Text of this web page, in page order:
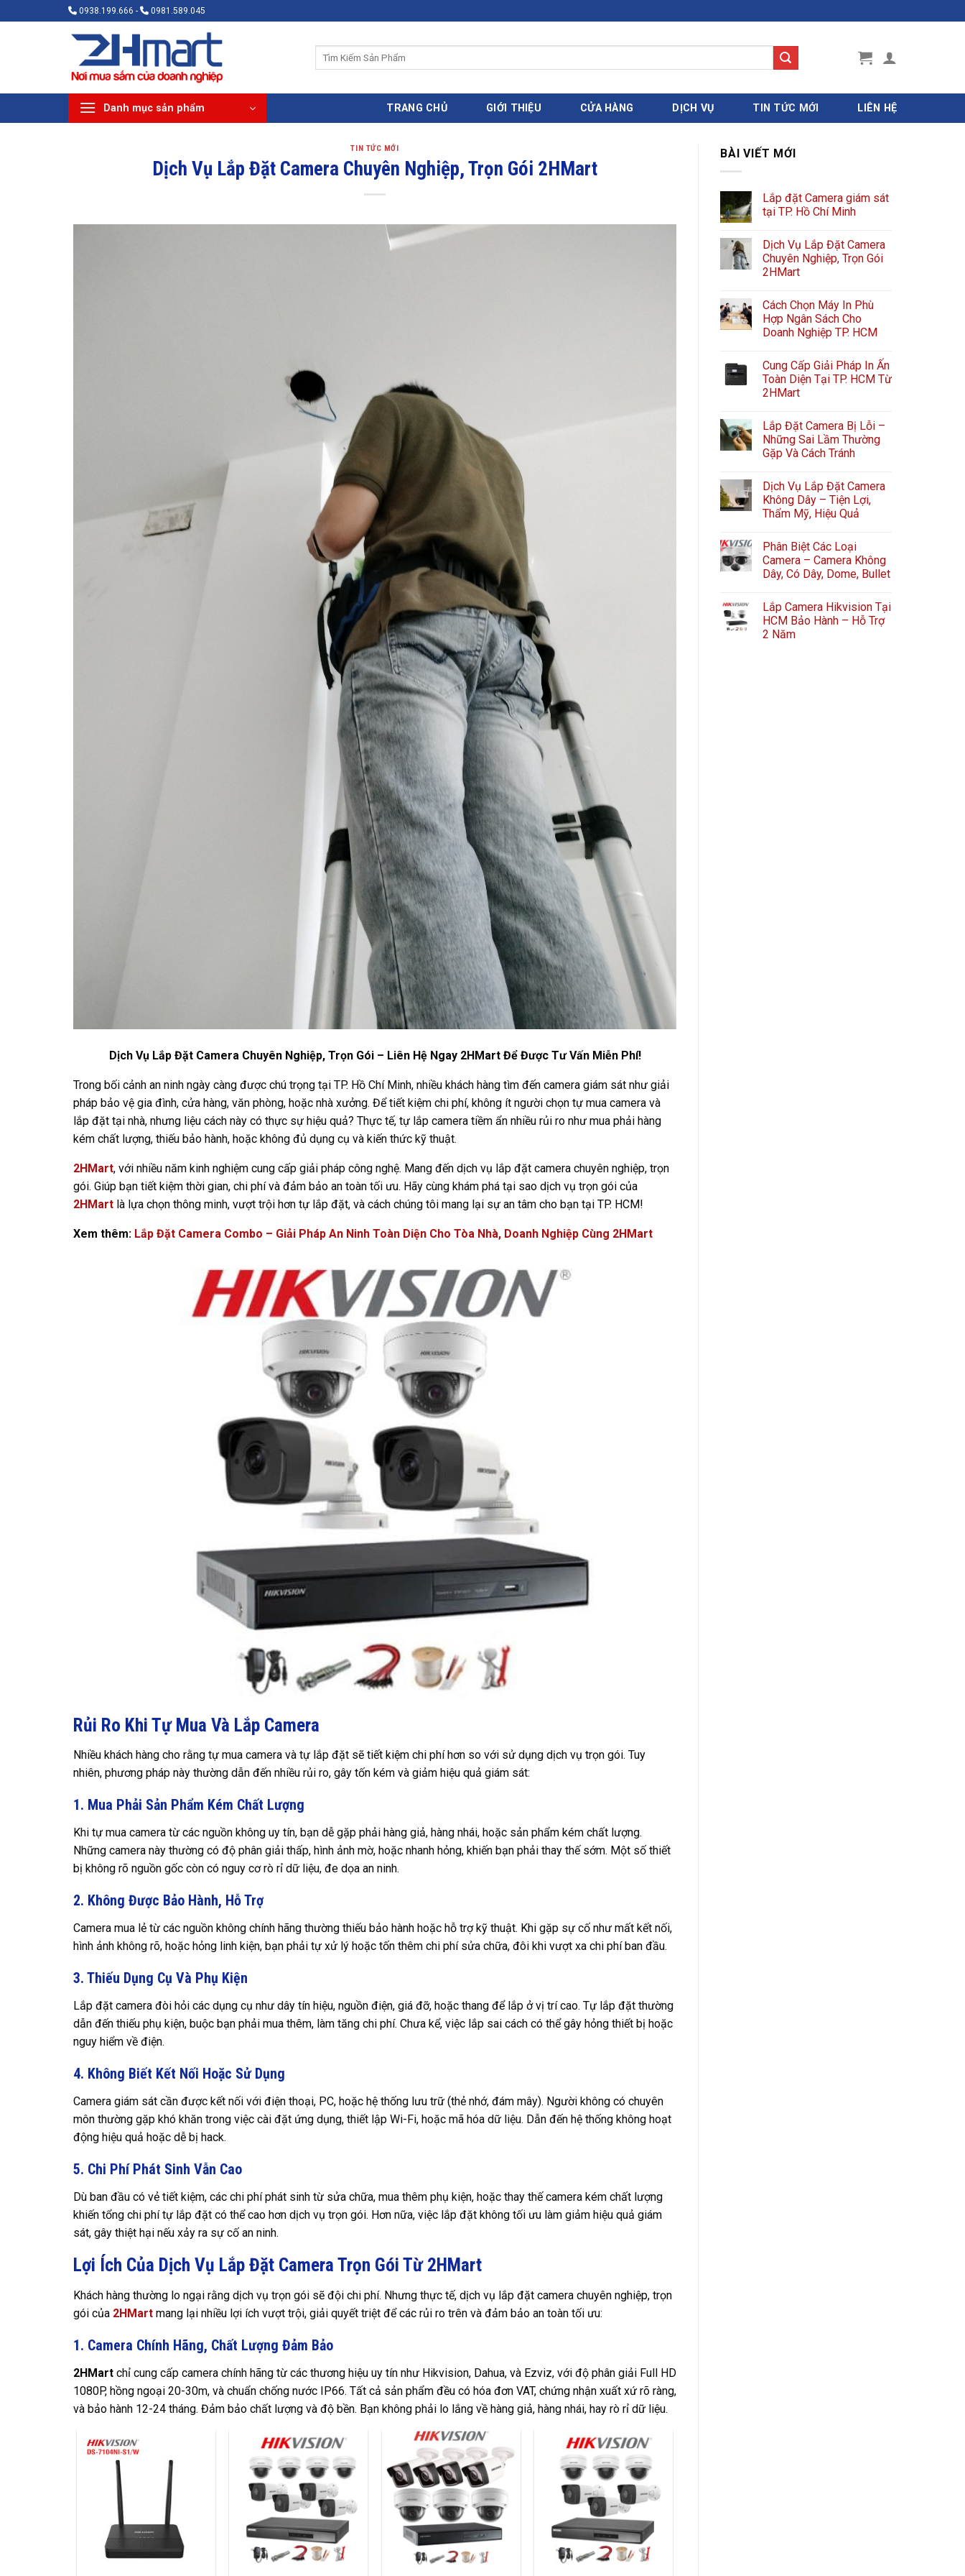
qua
0938.199.666 - 0981.589.045
Danh mục sản phẩm TRANG CHỦ GIỚI THIỆU CỬA HÀNG DỊCH VỤ TIN TỨC MỚI LIÊN HỆ
TIN TỨC MỚI
Dịch Vụ Lắp Đặt Camera Chuyên Nghiệp, Trọn Gói 2HMart
Dịch Vụ Lắp Đặt Camera Chuyên Nghiệp, Trọn Gói – Liên Hệ Ngay 2HMart Để Được Tư Vấn Miễn Phí!
Trong bối cảnh an ninh ngày càng được chú trọng tại TP. Hồ Chí Minh, nhiều khách hàng tìm đến camera giám sát như giải
pháp bảo vệ gia đình, cửa hàng, văn phòng, hoặc nhà xưởng. Để tiết kiệm chi phí, không ít người chọn tự mua camera và
lắp đặt tại nhà, nhưng liệu cách này có thực sự hiệu quả? Thực tế, tự lắp camera tiềm ẩn nhiều rủi ro như mua phải hàng
kém chất lượng, thiếu bảo hành, hoặc không đủ dụng cụ và kiến thức kỹ thuật.
2HMart, với nhiều năm kinh nghiệm cung cấp giải pháp công nghệ. Mang đến dịch vụ lắp đặt camera chuyên nghiệp, trọn
gói. Giúp bạn tiết kiệm thời gian, chi phí và đảm bảo an toàn tối ưu. Hãy cùng khám phá tại sao dịch vụ trọn gói của
2HMart là lựa chọn thông minh, vượt trội hơn tự lắp đặt, và cách chúng tôi mang lại sự an tâm cho bạn tại TP. HCM!
Xem thêm: Lắp Đặt Camera Combo – Giải Pháp An Ninh Toàn Diện Cho Tòa Nhà, Doanh Nghiệp Cùng 2HMart
Rủi Ro Khi Tự Mua Và Lắp Camera
Nhiều khách hàng cho rằng tự mua camera và tự lắp đặt sẽ tiết kiệm chi phí hơn so với sử dụng dịch vụ trọn gói. Tuy
nhiên, phương pháp này thường dẫn đến nhiều rủi ro, gây tốn kém và giảm hiệu quả giám sát:
1. Mua Phải Sản Phẩm Kém Chất Lượng
Khi tự mua camera từ các nguồn không uy tín, bạn dễ gặp phải hàng giả, hàng nhái, hoặc sản phẩm kém chất lượng.
Những camera này thường có độ phân giải thấp, hình ảnh mờ, hoặc nhanh hỏng, khiến bạn phải thay thế sớm. Một số thiết
bị không rõ nguồn gốc còn có nguy cơ rò rỉ dữ liệu, đe dọa an ninh.
2. Không Được Bảo Hành, Hỗ Trợ
Camera mua lẻ từ các nguồn không chính hãng thường thiếu bảo hành hoặc hỗ trợ kỹ thuật. Khi gặp sự cố như mất kết nối,
hình ảnh không rõ, hoặc hỏng linh kiện, bạn phải tự xử lý hoặc tốn thêm chi phí sửa chữa, đôi khi vượt xa chi phí ban đầu.
3. Thiếu Dụng Cụ Và Phụ Kiện
Lắp đặt camera đòi hỏi các dụng cụ như dây tín hiệu, nguồn điện, giá đỡ, hoặc thang để lắp ở vị trí cao. Tự lắp đặt thường
dẫn đến thiếu phụ kiện, buộc bạn phải mua thêm, làm tăng chi phí. Chưa kể, việc lắp sai cách có thể gây hỏng thiết bị hoặc
nguy hiểm về điện.
4. Không Biết Kết Nối Hoặc Sử Dụng
Camera giám sát cần được kết nối với điện thoại, PC, hoặc hệ thống lưu trữ (thẻ nhớ, đám mây). Người không có chuyên
môn thường gặp khó khăn trong việc cài đặt ứng dụng, thiết lập Wi-Fi, hoặc mã hóa dữ liệu. Dẫn đến hệ thống không hoạt
động hiệu quả hoặc dễ bị hack.
5. Chi Phí Phát Sinh Vẫn Cao
Dù ban đầu có vẻ tiết kiệm, các chi phí phát sinh từ sửa chữa, mua thêm phụ kiện, hoặc thay thế camera kém chất lượng
khiến tổng chi phí tự lắp đặt có thể cao hơn dịch vụ trọn gói. Hơn nữa, việc lắp đặt không tối ưu làm giảm hiệu quả giám
sát, gây thiệt hại nếu xảy ra sự cố an ninh.
Lợi Ích Của Dịch Vụ Lắp Đặt Camera Trọn Gói Từ 2HMart
Khách hàng thường lo ngại rằng dịch vụ trọn gói sẽ đội chi phí. Nhưng thực tế, dịch vụ lắp đặt camera chuyên nghiệp, trọn
gói của 2HMart mang lại nhiều lợi ích vượt trội, giải quyết triệt để các rủi ro trên và đảm bảo an toàn tối ưu:
1. Camera Chính Hãng, Chất Lượng Đảm Bảo
2HMart chỉ cung cấp camera chính hãng từ các thương hiệu uy tín như Hikvision, Dahua, và Ezviz, với độ phân giải Full HD
1080P, hồng ngoại 20-30m, và chuẩn chống nước IP66. Tất cả sản phẩm đều có hóa đơn VAT, chứng nhận xuất xứ rõ ràng,
và bảo hành 12-24 tháng. Đảm bảo chất lượng và độ bền. Bạn không phải lo lắng về hàng giả, hàng nhái, hay rò rỉ dữ liệu.
BÀI VIẾT MỚI
Lắp đặt Camera giám sát
tại TP. Hồ Chí Minh
Dịch Vụ Lắp Đặt Camera
Chuyên Nghiệp, Trọn Gói
2HMart
Cách Chọn Máy In Phù
Hợp Ngân Sách Cho
Doanh Nghiệp TP. HCM
Cung Cấp Giải Pháp In Ấn
Toàn Diện Tại TP. HCM Từ
2HMart
Lắp Đặt Camera Bị Lỗi –
Những Sai Lầm Thường
Gặp Và Cách Tránh
Dịch Vụ Lắp Đặt Camera
Không Dây – Tiện Lợi,
Thẩm Mỹ, Hiệu Quả
Phân Biệt Các Loại
Camera – Camera Không
Dây, Có Dây, Dome, Bullet
Lắp Camera Hikvision Tại
HCM Bảo Hành – Hỗ Trợ
2 Năm